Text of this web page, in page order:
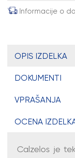
Informacije o
OPIS IZDELKA
DOKUMENTI
VPRAŠANJA
OCENA
Calzelos je